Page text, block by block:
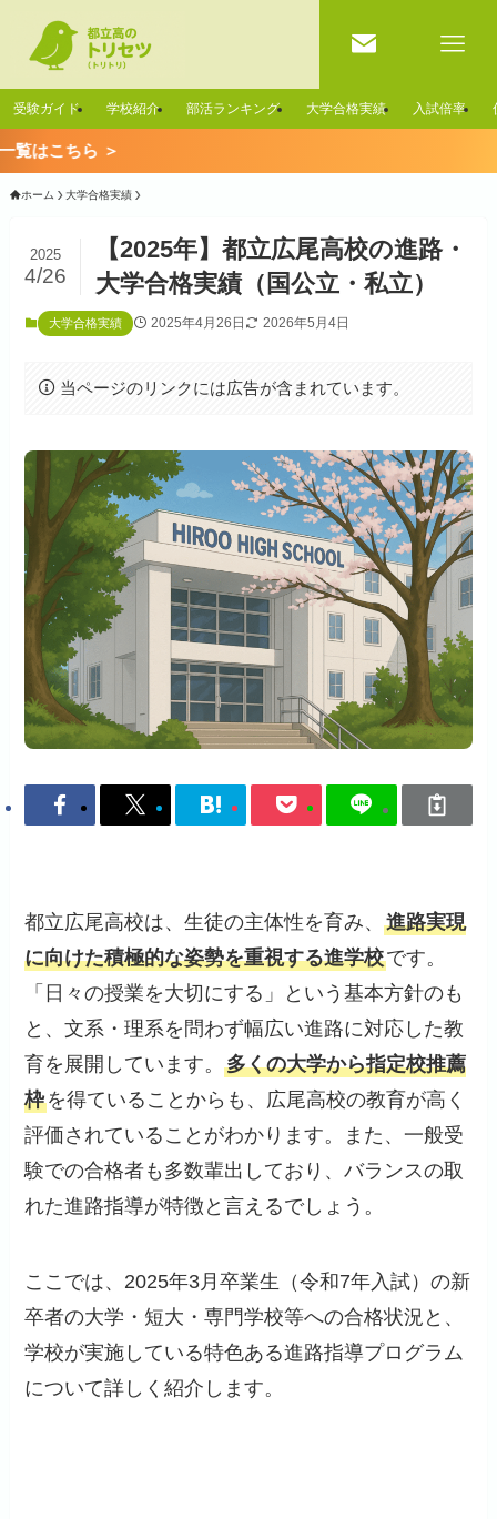
受験ガイド 学校紹介 部活ランキング 大学合格実績 入試倍率
＞
ホーム 大学合格実績
【2025年】都立広尾高校の進路・
大学合格実績（国公立・私立）
2025
4/26
大学合格実績 2025年4月26日 2026年5月4日
当ページのリンクには広告が含まれています。
都立広尾高校は、生徒の主体性を育み、進路実現
に向けた積極的な姿勢を重視する進学校です。
「日々の授業を大切にする」という基本方針のも
と、文系・理系を問わず幅広い進路に対応した教
育を展開しています。多くの大学から指定校推薦
枠を得ていることからも、広尾高校の教育が高く
評価されていることがわかります。また、一般受
験での合格者も多数輩出しており、バランスの取
れた進路指導が特徴と言えるでしょう。
ここでは、2025年3月卒業生（令和7年入試）の新
卒者の大学・短大・専門学校等への合格状況と、
学校が実施している特色ある進路指導プログラム
について詳しく紹介します。